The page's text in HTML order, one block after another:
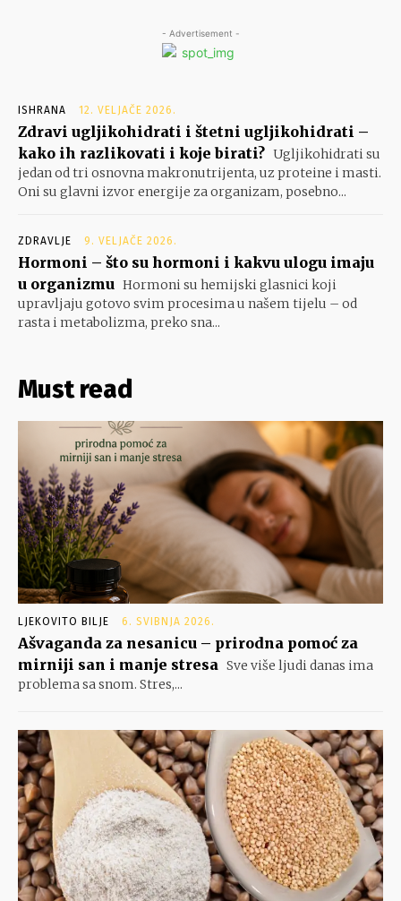
- Advertisement -
ISHRANA 12. VELJAČE 2026.
Zdravi ugljikohidrati i štetni ugljikohidrati –
kako ih razlikovati i koje birati? Ugljikohidrati su
jedan od tri osnovna makronutrijenta, uz proteine i masti.
Oni su glavni izvor energije za organizam, posebno...
ZDRAVLJE 9. VELJAČE 2026.
Hormoni – što su hormoni i kakvu ulogu imaju
u organizmu Hormoni su hemijski glasnici koji
upravljaju gotovo svim procesima u našem tijelu – od
rasta i metabolizma, preko sna...
Must read
LJEKOVITO BILJE 6. SVIBNJA 2026.
Ašvaganda za nesanicu – prirodna pomoć za
mirniji san i manje stresa Sve više ljudi danas ima
problema sa snom. Stres,...